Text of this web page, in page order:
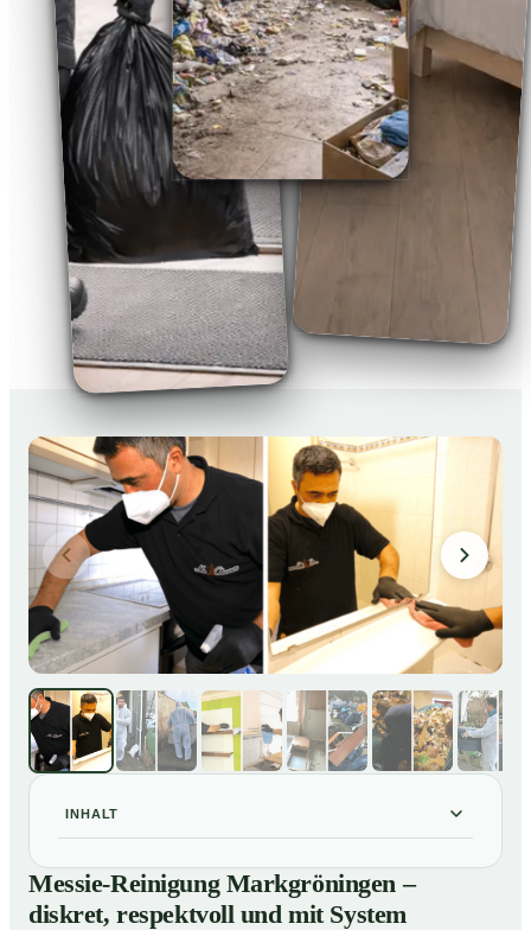
INHALT
Messie-Reinigung Markgröningen – diskret, respektvoll
und mit System
Messie-Reinigung Markgröningen –
diskret, respektvoll und mit System